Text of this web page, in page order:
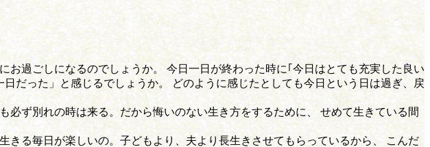
過ごしになるのでしょうか。 今日一日が終わった時に｢今日はとても充実した良い
だった」と感じるでしょうか。 どのように感じたとしても今日という日は過ぎ、戻
ず別れの時は来る。だから悔いのない生き方をするために、 せめて生きている間
る毎日が楽しいの。子どもより、夫より長生きさせてもらっているから、 こんだ